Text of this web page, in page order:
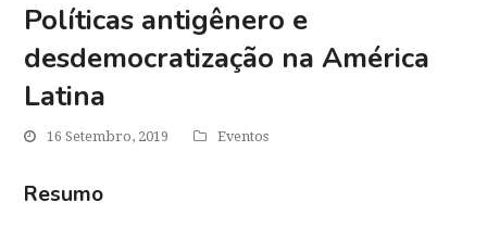
Políticas antigênero e
desdemocratização na América
Latina
16 Setembro, 2019 Eventos
Resumo